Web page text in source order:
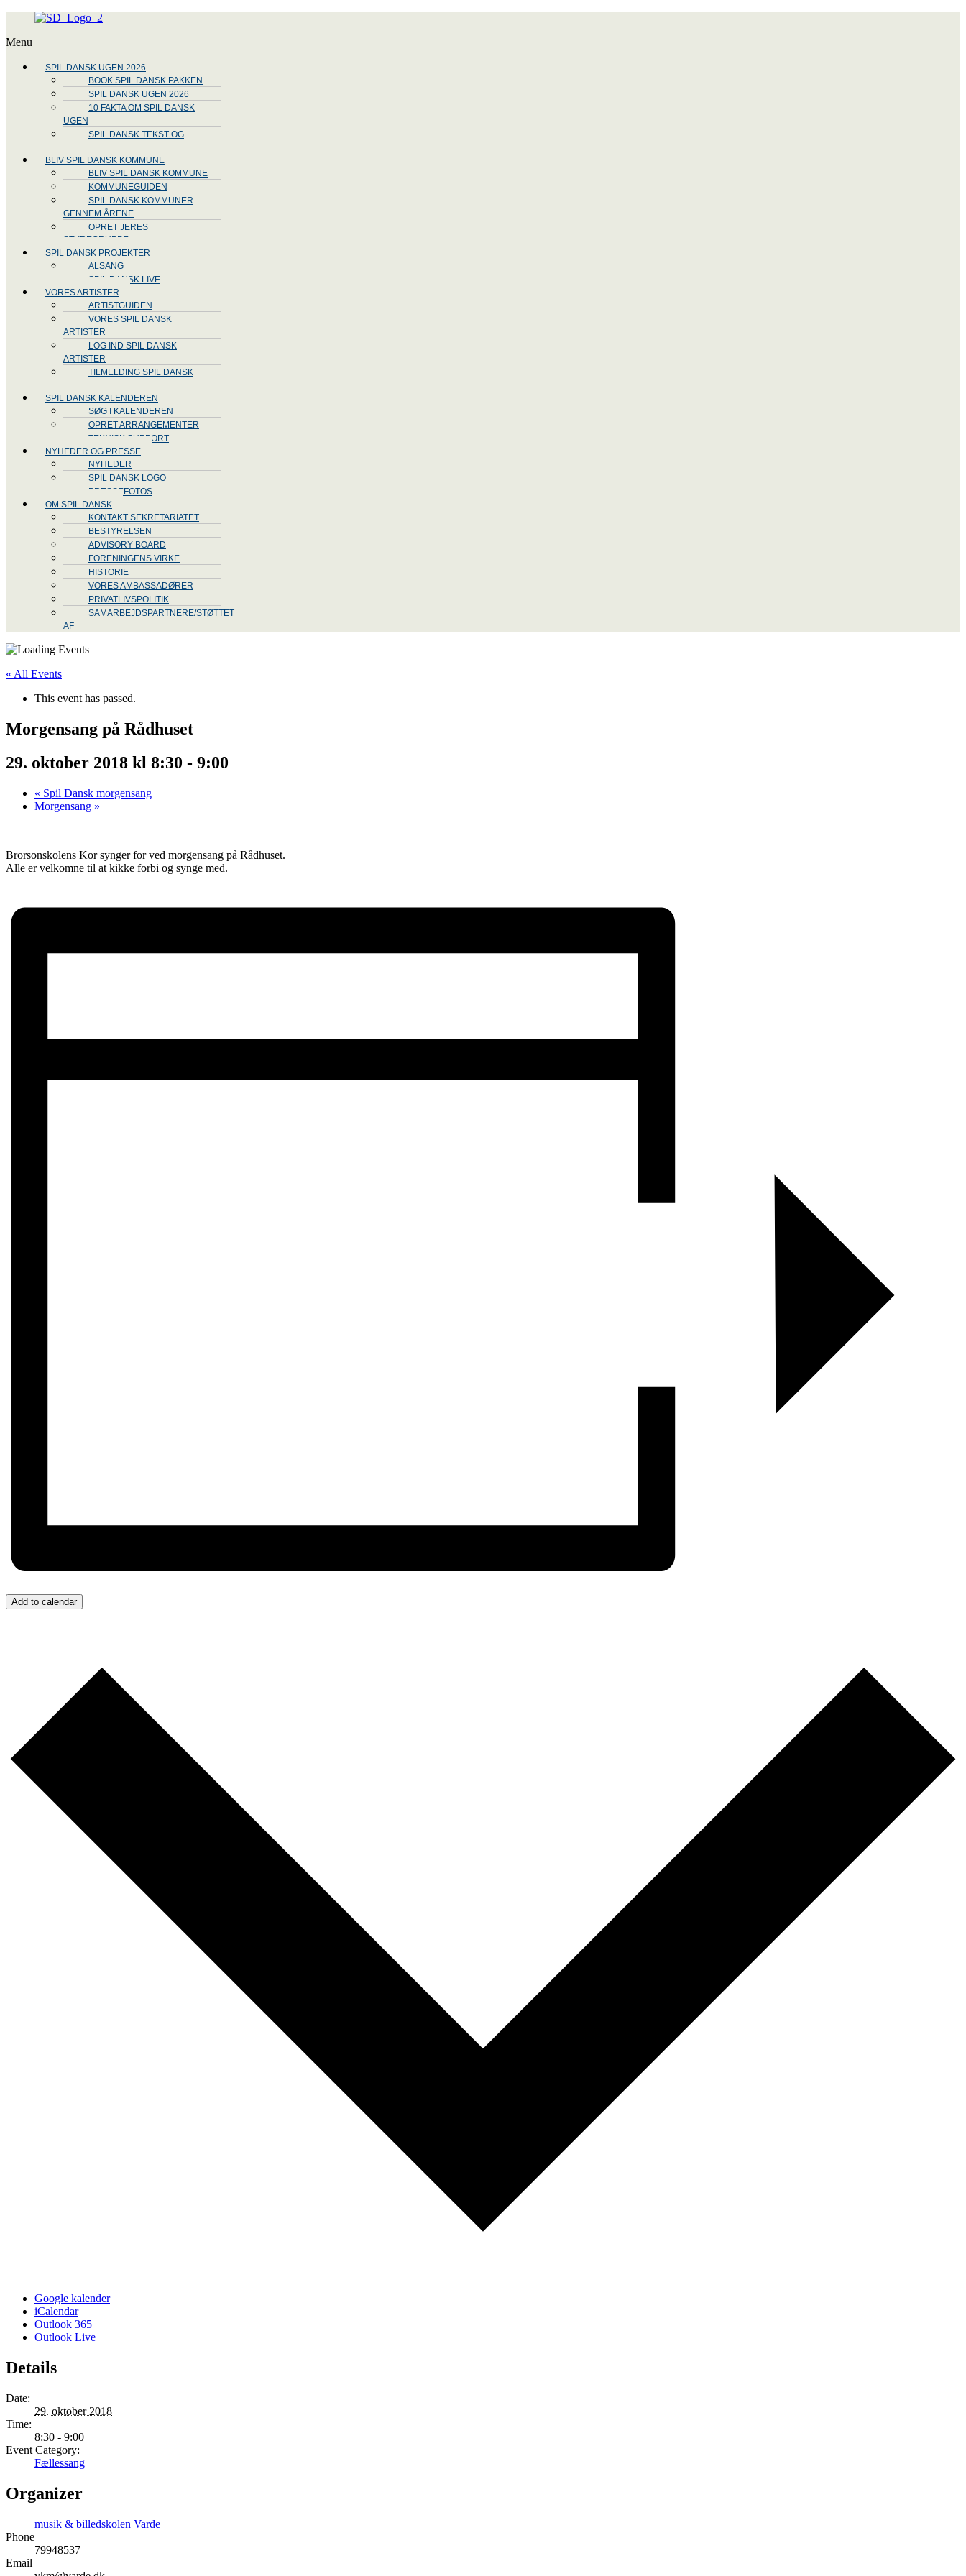
Menu
SPIL DANSK UGEN 2026
BOOK SPIL DANSK PAKKEN
SPIL DANSK UGEN 2026
10 FAKTA OM SPIL DANSK
UGEN
SPIL DANSK TEKST OG
NODE
BLIV SPIL DANSK KOMMUNE
BLIV SPIL DANSK KOMMUNE
KOMMUNEGUIDEN
SPIL DANSK KOMMUNER
GENNEM ÅRENE
OPRET JERES
STYREGRUPPE
SPIL DANSK PROJEKTER
ALSANG
SPIL DANSK LIVE
VORES ARTISTER
ARTISTGUIDEN
VORES SPIL DANSK
ARTISTER
LOG IND SPIL DANSK
ARTISTER
TILMELDING SPIL DANSK
ARTISTER
SPIL DANSK KALENDEREN
SØG I KALENDEREN
OPRET ARRANGEMENTER
TEKNISK SUPPORT
NYHEDER OG PRESSE
NYHEDER
SPIL DANSK LOGO
PRESSEFOTOS
OM SPIL DANSK
KONTAKT SEKRETARIATET
BESTYRELSEN
ADVISORY BOARD
FORENINGENS VIRKE
HISTORIE
VORES AMBASSADØRER
PRIVATLIVSPOLITIK
SAMARBEJDSPARTNERE/STØTTET
AF
« All Events
This event has passed.
Morgensang på Rådhuset
29. oktober 2018 kl 8:30 - 9:00
« Spil Dansk morgensang
Morgensang »
Brorsonskolens Kor synger for ved morgensang på Rådhuset.
Alle er velkomne til at kikke forbi og synge med.
Add to calendar
Google kalender
iCalendar
Outlook 365
Outlook Live
Details
Date:
29. oktober 2018
Time:
8:30 - 9:00
Event Category:
Fællessang
Organizer
musik & billedskolen Varde
Phone
79948537
Email